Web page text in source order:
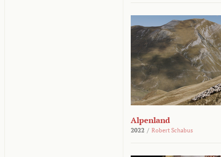
Alpenland
2022 / Robert Schabus